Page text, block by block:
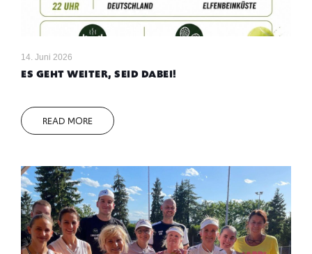
14. Juni 2026
ES GEHT WEITER, SEID DABEI!
READ MORE